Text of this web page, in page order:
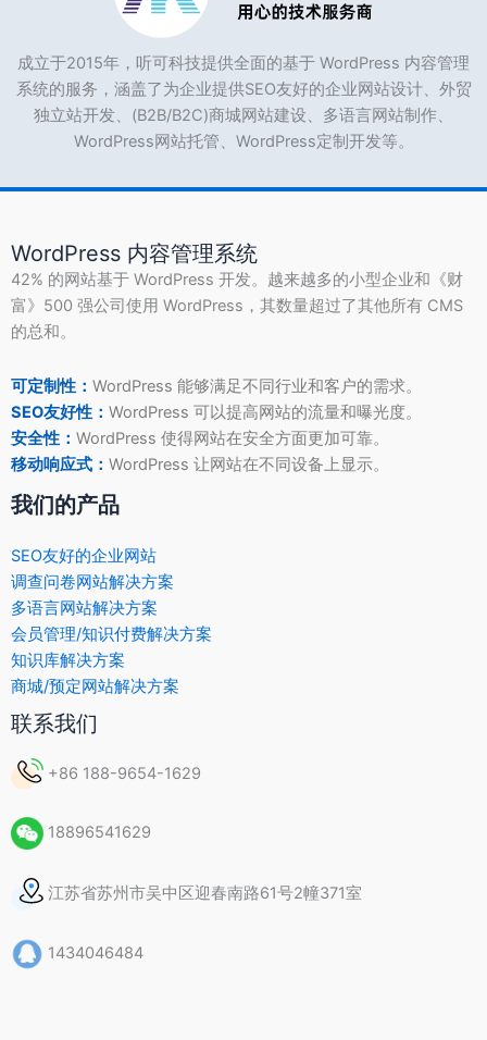
成立于2015年，听可科技提供全面的基于 WordPress 内容管理
系统的服务，涵盖了为企业提供SEO友好的企业网站设计、外贸
独立站开发、(B2B/B2C)商城网站建设、多语言网站制作、
WordPress网站托管、WordPress定制开发等。
WordPress 内容管理系统
42% 的网站基于 WordPress 开发。越来越多的小型企业和《财
富》500 强公司使用 WordPress，其数量超过了其他所有 CMS
的总和。
可定制性： WordPress 能够满足不同行业和客户的需求。
SEO友好性： WordPress 可以提高网站的流量和曝光度。
安全性： WordPress 使得网站在安全方面更加可靠。
移动响应式： WordPress 让网站在不同设备上显示。
我们的产品
SEO友好的企业网站
调查问卷网站解决方案
多语言网站解决方案
会员管理/知识付费解决方案
知识库解决方案
商城/预定网站解决方案
联系我们
+86 188-9654-1629
18896541629
江苏省苏州市吴中区迎春南路61号2幢371室
1434046484